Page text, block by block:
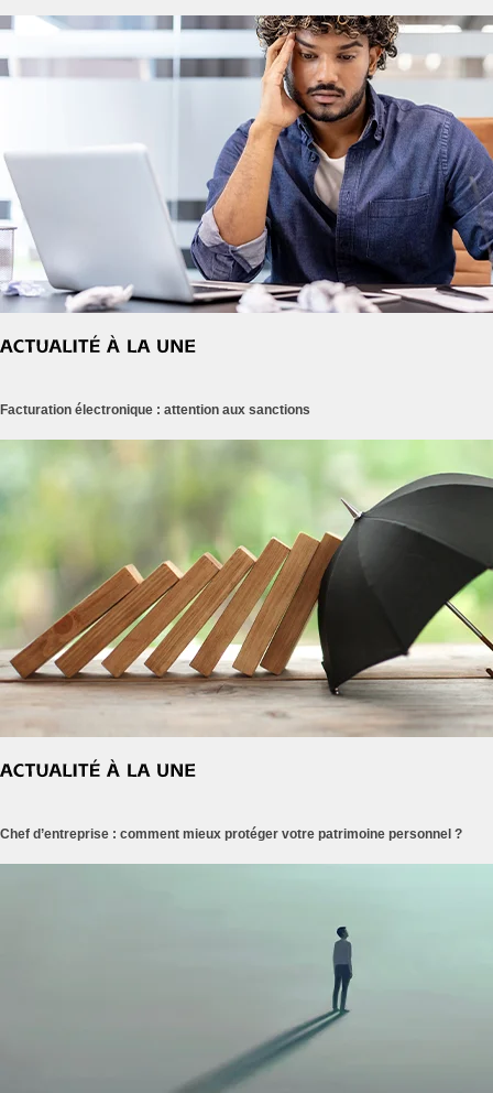
Facturation électronique : attention aux sanctions
Chef d’entreprise : comment mieux protéger votre patrimoine personnel ?